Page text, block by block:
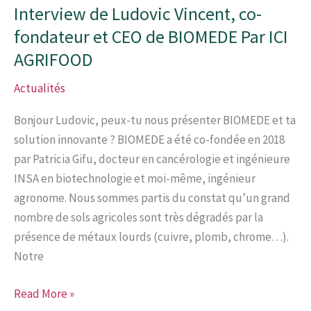
Interview de Ludovic Vincent, co-
fondateur et CEO de BIOMEDE Par ICI
AGRIFOOD
Actualités
Bonjour Ludovic, peux-tu nous présenter BIOMEDE et ta
solution innovante ? BIOMEDE a été co-fondée en 2018
par Patricia Gifu, docteur en cancérologie et ingénieure
INSA en biotechnologie et moi-même, ingénieur
agronome. Nous sommes partis du constat qu’un grand
nombre de sols agricoles sont très dégradés par la
présence de métaux lourds (cuivre, plomb, chrome…).
Notre
Interview
Read More »